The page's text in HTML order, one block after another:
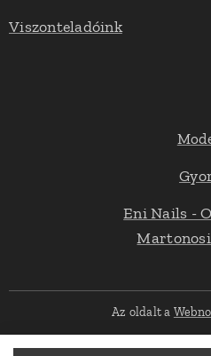
Viszonteladóink
Eni Nails -
Az oldalt a